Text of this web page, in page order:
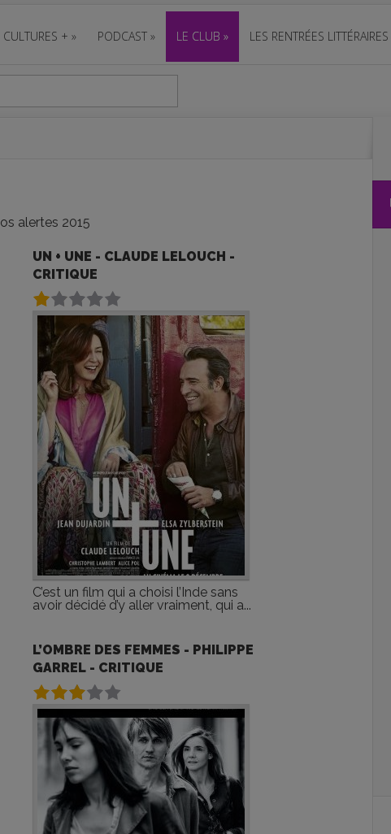
CULTURES + » PODCAST » LE CLUB » LES RENTRÉES LITTÉRAIRES
alertes 2015
UN + UNE - CLAUDE LELOUCH -
CRITIQUE
C’est un film qui a choisi l’Inde sans
avoir décidé d’y aller vraiment, qui a...
L’OMBRE DES FEMMES - PHILIPPE
GARREL - CRITIQUE